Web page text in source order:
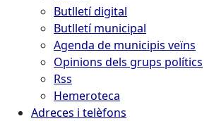
Butlletí digital
Butlletí municipal
Agenda de municipis veïns
Opinions dels grups polítics
Rss
Hemeroteca
Adreces i telèfons